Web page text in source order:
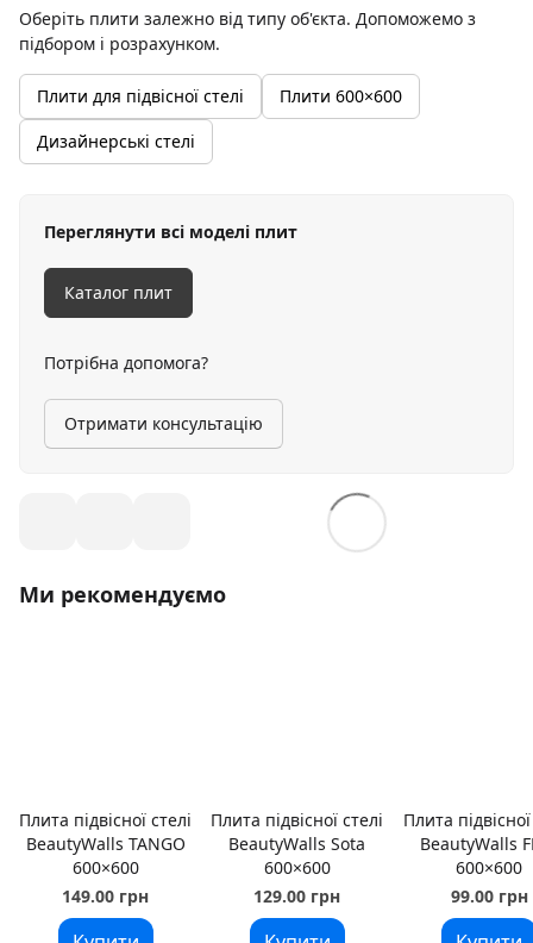
Оберіть плити залежно від типу об'єкта. Допоможемо з
підбором і розрахунком.
Плити для підвісної стелі
Плити 600×600
Дизайнерські стелі
Переглянути всі моделі плит
Каталог плит
Потрібна допомога?
Отримати консультацію
Ми рекомендуємо
Плита підвісної стелі
BeautyWalls TANGO
600×600
149.00 грн
Плита підвісної стелі
BeautyWalls Sota
600×600
129.00 грн
Плита підвісної
BeautyWalls
600×600
99.00 грн